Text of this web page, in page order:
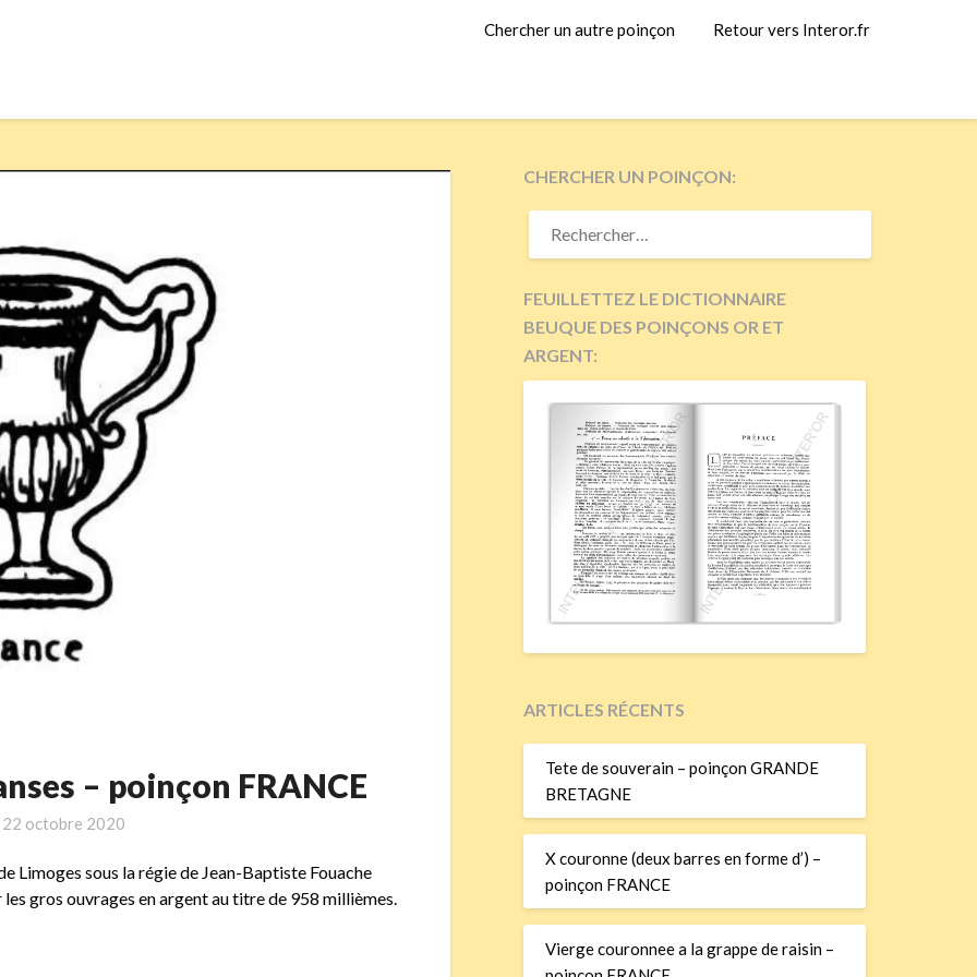
Chercher un autre poinçon Retour vers Interor.fr
– poinçon FRANCE
22 octobre 2020
Limoges sous la régie de Jean-Baptiste Fouache
gros ouvrages en argent au titre de 958 millièmes.
CHERCHER UN POINÇON:
RECHERCHER :
FEUILLETTEZ LE DICTIONNAIRE
BEUQUE DES POINÇONS OR ET
ARGENT:
ARTICLES RÉCENTS
Tete de souverain – poinçon GRANDE
BRETAGNE
X couronne (deux barres en forme d’) –
poinçon FRANCE
Vierge couronnee a la grappe de raisin –